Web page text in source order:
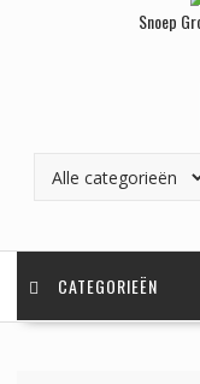
Snoep
CATEGORIEËN